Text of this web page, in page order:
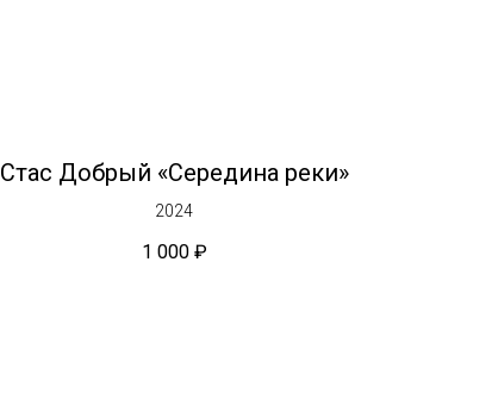
Стас Добрый «Середина реки»
2024
1 000 ₽